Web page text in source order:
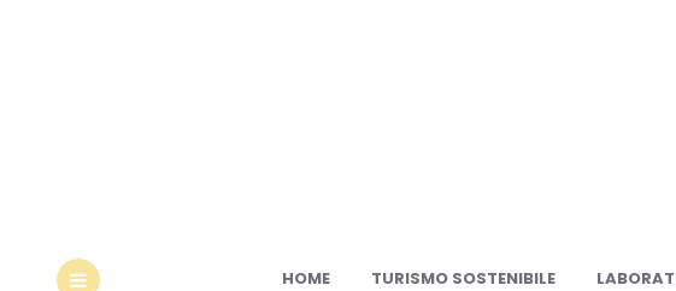
HOME TURISMO SOSTENIBILE